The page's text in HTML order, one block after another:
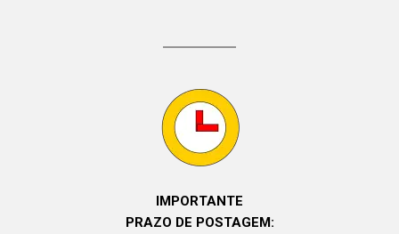
IMPORTANTE
PRAZO DE POSTAGEM: